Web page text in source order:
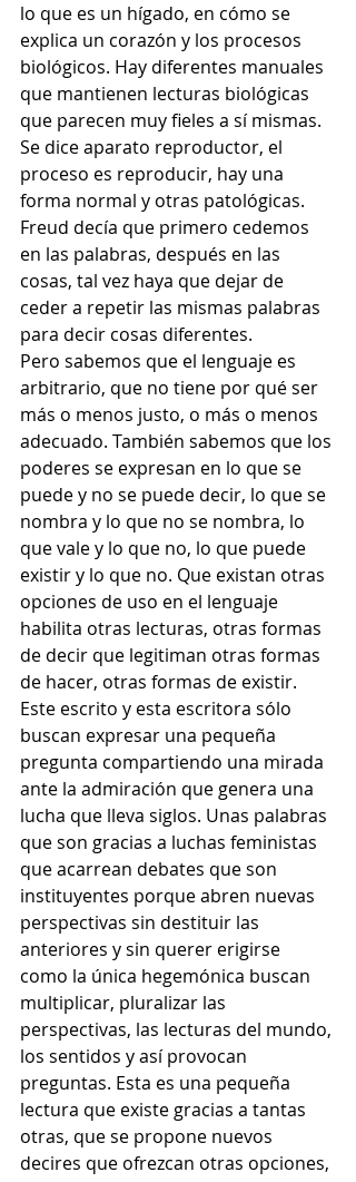
lo que es un hígado, en cómo se
explica un corazón y los procesos
biológicos. Hay diferentes manuales
que mantienen lecturas biológicas
que parecen muy fieles a sí mismas.
Se dice aparato reproductor, el
proceso es reproducir, hay una
forma normal y otras patológicas.
Freud decía que primero cedemos
en las palabras, después en las
cosas, tal vez haya que dejar de
ceder a repetir las mismas palabras
para decir cosas diferentes.
Pero sabemos que el lenguaje es
arbitrario, que no tiene por qué ser
más o menos justo, o más o menos
adecuado. También sabemos que los
poderes se expresan en lo que se
puede y no se puede decir, lo que se
nombra y lo que no se nombra, lo
que vale y lo que no, lo que puede
existir y lo que no. Que existan otras
opciones de uso en el lenguaje
habilita otras lecturas, otras formas
de decir que legitiman otras formas
de hacer, otras formas de existir.
Este escrito y esta escritora sólo
buscan expresar una pequeña
pregunta compartiendo una mirada
ante la admiración que genera una
lucha que lleva siglos. Unas palabras
que son gracias a luchas feministas
que acarrean debates que son
instituyentes porque abren nuevas
perspectivas sin destituir las
anteriores y sin querer erigirse
como la única hegemónica buscan
multiplicar, pluralizar las
perspectivas, las lecturas del mundo,
los sentidos y así provocan
preguntas. Esta es una pequeña
lectura que existe gracias a tantas
otras, que se propone nuevos
decires que ofrezcan otras opciones,